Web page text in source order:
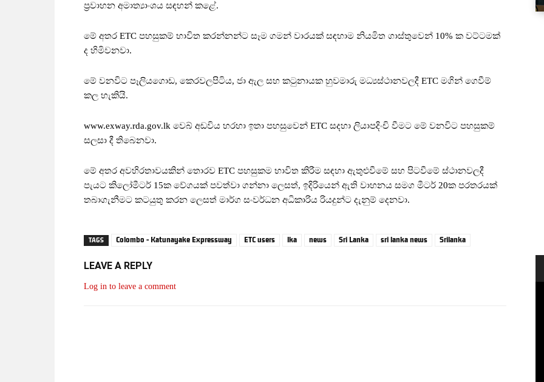
ප්‍රවාහන අමාත්‍යාංශය සඳහන් කළේ.
මේ අතර ETC පහසුකම් භාවිත කරන්නන්ට සෑම ගමන් වාරයක් සඳහාම නියමිත ගාස්තුවෙන් 10% ක වට්ටමක්
ද හිමිවනවා.
මේ වනවිට පෑලියගොඩ, කෙරවලපිටිය, ජා ඇල සහ කටුනායක හුවමාරු මධ්‍යස්ථානවලදී ETC මගින් ගෙවීම්
කල හැකියි.
www.exway.rda.gov.lk වෙබ් අඩවිය හරහා ඉතා පහසුවෙන් ETC සදහා ලියාපදිංචි වීමට මේ වනවිට පහසුකම්
සලසා දී තිබෙනවා.
මේ අතර අවහිරතාවයකින් තොරව ETC පහසුකම භාවිත කිරීම සඳහා ඇතුළුවීමේ සහ පිටවීමේ ස්ථානවලදී
පැයට කිලෝමීටර් 15ක වේගයක් පවත්වා ගන්නා ලෙසත්, ඉදිරියෙන් ඇති වාහනය සමග මීටර් 20ක පරතරයක්
තබාගැනීමට කටයුතු කරන ලෙසත් මාර්ග සංවර්ධන අධිකාරිය රියදුන්ට දැනුම් දෙනවා.
TAGS Colombo - Katunayake Expressway ETC users lka news Sri Lanka sri lanka news Srilanka
LEAVE A REPLY
Log in to leave a comment